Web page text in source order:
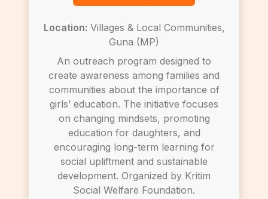
Location: Villages & Local Communities,
Guna (MP)
An outreach program designed to
create awareness among families and
communities about the importance of
girls’ education. The initiative focuses
on changing mindsets, promoting
education for daughters, and
encouraging long-term learning for
social upliftment and sustainable
development. Organized by Kritim
Social Welfare Foundation.